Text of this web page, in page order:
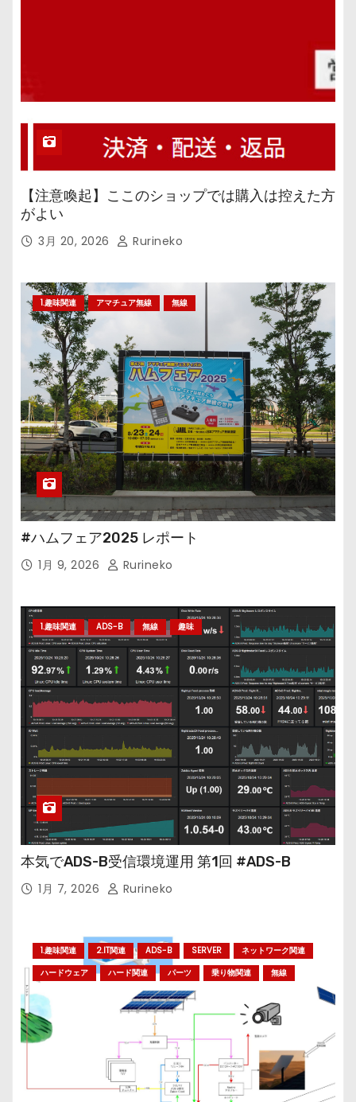
【注意喚起】ここのショップでは購入は控えた方
がよい
3月 20, 2026 Rurineko
1.趣味関連 アマチュア無線 無線
#ハムフェア2025 レポート
1月 9, 2026 Rurineko
1.趣味関連 ADS-B 無線 趣味
本気でADS-B受信環境運用 第1回 #ADS-B
1月 7, 2026 Rurineko
1.趣味関連 2.IT関連 ADS-B SERVER
ネットワーク関連
ハードウェア
ハード関連 パーツ 乗り物関連 無線